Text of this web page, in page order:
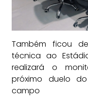
Também ficou
técnica ao
realizará o
próximo duelo
campo